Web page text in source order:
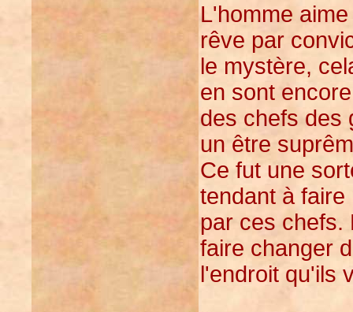
L'homme
rêve par
le mystère,
en sont
des chefs des
un être
Ce fut une
tendant à
par ces chefs.
faire changer
l'endroit qu'ils